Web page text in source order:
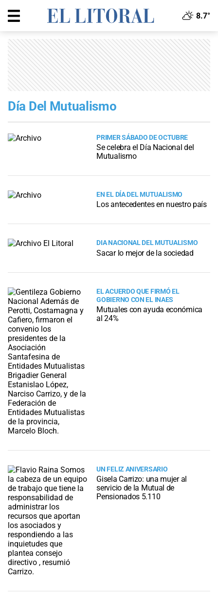
8.7°
Día Del Mutualismo
PRIMER SÁBADO DE OCTUBRE
Se celebra el Día Nacional del
Mutualismo
EN EL DÍA DEL MUTUALISMO
Los antecedentes en nuestro país
DIA NACIONAL DEL MUTUALISMO
Sacar lo mejor de la sociedad
EL ACUERDO QUE FIRMÓ EL
GOBIERNO CON EL INAES
Mutuales con ayuda económica
al 24%
UN FELIZ ANIVERSARIO
Gisela Carrizo: una mujer al
servicio de la Mutual de
Pensionados 5.110